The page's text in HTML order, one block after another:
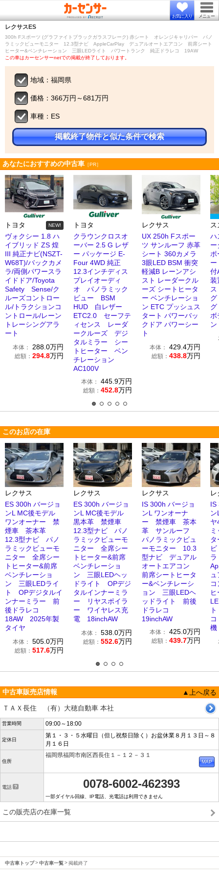
お気に入り メニュー
レクサス ES
300h Fスポーツ (グラファイトブラックガラスフレーク) 赤シート オレンジキャリパー パノ
ラミックビューモニター 12.3型ナビ AppleCarPlay デュアルオートエアコン 前席シート
ヒーター&ベンチレーション 三眼LEDライト パワートランク 純正ドラレコ 19AW
この車はカーセンサーnetでの掲載が終了しております。
地域：福岡県
価格：366万円～681万円
車種：ES
掲載終了物件と似た条件で検索
あなたにおすすめの中古車 ［PR］
トヨタ NEW!
ヴォクシー 1.8 ハ
イブリッド ZS 煌
III 純正ナビ(NSZT-
W68T)/バックカメ
ラ/両側パワースラ
イドドア/Toyota
Safety Sense/ク
ルーズコントロー
ル/トラクションコ
ントロール/レーン
トレーシングアラ
ート
本体： 288.0万円
総額： 294.8万円
トヨタ
クラウンクロスオ
ーバー 2.5 G レザ
ー パッケージ E-
Four 4WD 純正
12.3インチディス
プレイオーディ
オ パノラミック
ビュー BSM
HUD 白レザー
ETC2.0 セーフテ
ィセンス レーダ
ークルーズ デジ
タルミラー シー
トヒーター ベン
チレーション
AC100V
本体： 445.9万円
総額： 452.8万円
レクサス
UX 250h Fスポー
ツ サンルーフ 赤革
シート 360カメラ
3眼LED BSM 衝突
軽減B レーンアシ
スト レーダークル
ーズ シートヒータ
ー ベンチレーショ
ン ETC プッシュス
タート パワーバッ
クドア パワーシー
ト
本体： 429.4万円
総額： 438.8万円
ス
ハ
ー
ポ
ー
付
装
グ
グ
ボ
ン
このお店の在庫
レクサス
ES 300h バージョ
ンL MC後モデル
ワンオーナー 禁
煙車 茶本革
12.3型ナビ パノ
ラミックビューモ
ニター 全席シー
トヒーター&前席
ベンチレーショ
ン 三眼LEDライ
ト OPデジタルイ
ンナーミラー 前
後ドラレコ
18AW 2025年製
タイヤ
本体： 505.0万円
総額： 517.6万円
レクサス
ES 300h バージョ
ンL MC後モデル
黒本革 禁煙車
12.3型ナビ パノ
ラミックビューモ
ニター 全席シー
トヒーター&前席
ベンチレーショ
ン 三眼LEDヘッ
ドライト OPデジ
タルインナーミラ
ー リヤスポイラ
ー ワイヤレス充
電 18inchAW
本体： 538.0万円
総額： 552.6万円
レクサス
IS 300h バージョ
ンL ワンオーナ
ー 禁煙車 茶本
革 サンルーフ
パノラミックビュ
ーモニター 10.3
型ナビ デュアル
オートエアコン
前席シートヒータ
ー&ベンチレーシ
ョン 三眼LEDヘ
ッドライト 前後
ドラレコ
19inchAW
本体： 425.0万円
総額： 439.7万円
IS
中古車販売店情報
▲上へ戻る
ＴＡＸ長住 （有）大穂自動車 本社
営業時間 09:00～18:00
定休日
第１・３・５水曜日（但し祝祭日除く）お盆休業８月１３日～８
月１６日
住所
福岡県福岡市南区西長住１－１２－３１
電話 0078-6002-462393
一部ダイヤル回線、IP電話、光電話は利用できません
この販売店の在庫一覧
中古車トップ 中古車一覧 掲載終了